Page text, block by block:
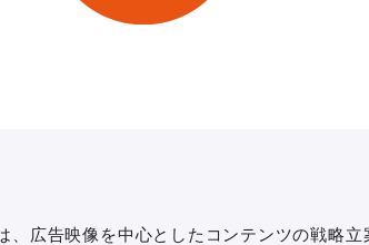
、広告映像を中心としたコンテンツの戦略立